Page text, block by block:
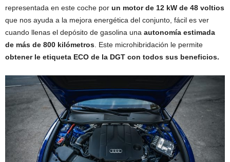
representada en este coche por un motor de 12 kW de 48 voltios
que nos ayuda a la mejora energética del conjunto, fácil es ver
cuando llenas el depósito de gasolina una autonomía estimada
de más de 800 kilómetros . Este microhibridación le permite
obtener le etiqueta ECO de la DGT con todos sus beneficios.